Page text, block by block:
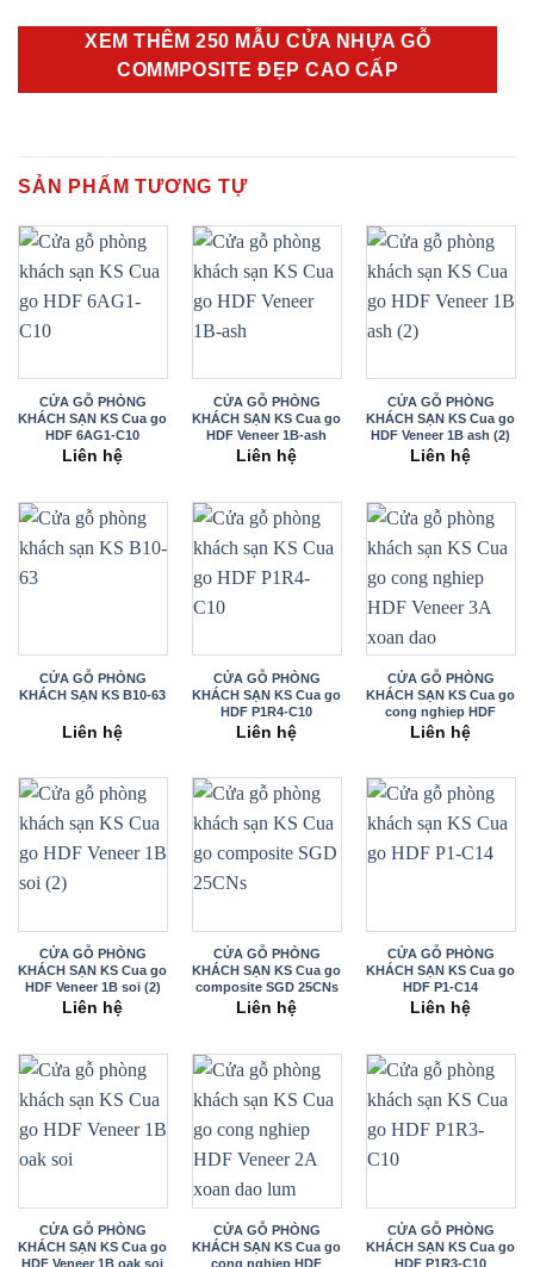
XEM THÊM 250 MẪU CỬA NHỰA GỖ
COMMPOSITE ĐẸP CAO CẤP
SẢN PHẨM TƯƠNG TỰ
CỬA GỖ PHÒNG
KHÁCH SẠN KS Cua go
HDF 6AG1-C10
Liên hệ
CỬA GỖ PHÒNG
KHÁCH SẠN KS Cua go
HDF Veneer 1B-ash
Liên hệ
CỬA GỖ PHÒNG
KHÁCH SẠN KS Cua go
HDF Veneer 1B ash (2)
Liên hệ
CỬA GỖ PHÒNG
KHÁCH SẠN KS B10-63
Liên hệ
CỬA GỖ PHÒNG
KHÁCH SẠN KS Cua go
HDF P1R4-C10
Liên hệ
CỬA GỖ PHÒNG
KHÁCH SẠN KS Cua go
cong nghiep HDF
Veneer 3A xoan dao
Liên hệ
CỬA GỖ PHÒNG
KHÁCH SẠN KS Cua go
HDF Veneer 1B soi (2)
Liên hệ
CỬA GỖ PHÒNG
KHÁCH SẠN KS Cua go
composite SGD 25CNs
Liên hệ
CỬA GỖ PHÒNG
KHÁCH SẠN KS Cua go
HDF P1-C14
Liên hệ
CỬA GỖ PHÒNG
KHÁCH SẠN KS Cua go
HDF Veneer 1B oak soi
CỬA GỖ PHÒNG
KHÁCH SẠN KS Cua go
cong nghiep HDF
CỬA GỖ PHÒNG
KHÁCH SẠN KS Cua go
HDF P1R3-C10